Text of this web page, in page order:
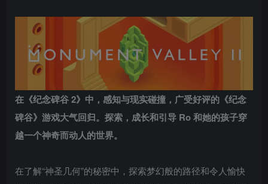
在《纪念碑谷 2》中，感知与现实碰撞，广受好评的《纪念
碑谷》游戏大气回归。探索，成长和引导 Ro 和她的孩子穿
越一个神奇而动人的世界。
在了解“神圣几何”的秘密中，探索梦幻般的路径和令人愉快